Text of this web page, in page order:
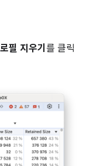
필 지우기 를 클릭